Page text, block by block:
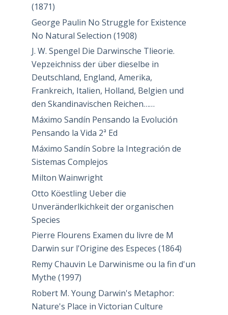
(1871)
George Paulin No Struggle for Existence
No Natural Selection (1908)
J. W. Spengel Die Darwinsche Tlieorie.
Vepzeichniss der über dieselbe in
Deutschland, England, Amerika,
Frankreich, Italien, Holland, Belgien und
den Skandinavischen Reichen……
Máximo Sandín Pensando la Evolución
Pensando la Vida 2ª Ed
Máximo Sandín Sobre la Integración de
Sistemas Complejos
Milton Wainwright
Otto Köestling Ueber die
Unveränderlkichkeit der organischen
Species
Pierre Flourens Examen du livre de M
Darwin sur l'Origine des Especes (1864)
Remy Chauvin Le Darwinisme ou la fin d'un
Mythe (1997)
Robert M. Young Darwin's Metaphor:
Nature's Place in Victorian Culture